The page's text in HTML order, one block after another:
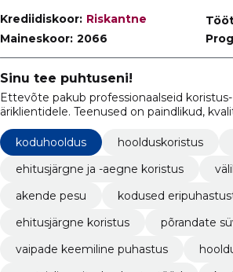
Krediidiskoor: Riskantne
Maineskoor: 2066
Sinu tee puhtuseni!
Ettevõte pakub professionaalseid
äriklientidele. Teenused on paindlikud,
koduhooldus
hoolduskoristus
ehitusjärgne ja -aegne koristus
akende pesu
kodused
ehitusjärgne koristus
põrandate
vaipade keemiline puhastus